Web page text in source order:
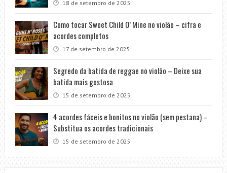
18 de setembro de 2025
Como tocar Sweet Child O’ Mine no violão – cifra e
acordes completos
17 de setembro de 2025
Segredo da batida de reggae no violão – Deixe sua
batida mais gostosa
15 de setembro de 2025
4 acordes fáceis e bonitos no violão (sem pestana) –
Substitua os acordes tradicionais
15 de setembro de 2025